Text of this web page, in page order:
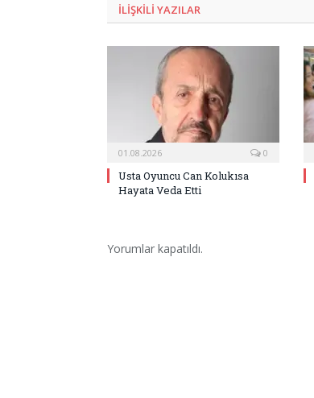
ILIŞKILI YAZILAR
01.08.2026 0
Usta Oyuncu Can Kolukısa
Hayata Veda Etti
Yorumlar kapatıldı.